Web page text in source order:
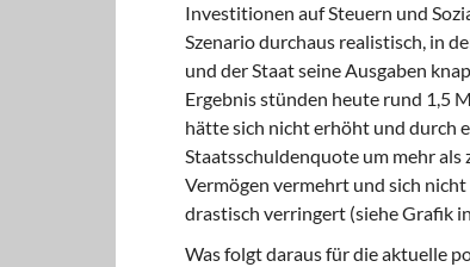
Investitionen auf Steuern und
Szenario durchaus realistisch, in
und der Staat seine Ausgaben
Ergebnis stünden heute rund 1,5
hätte sich nicht erhöht und durch
Staatsschuldenquote um mehr
Vermögen vermehrt und sich
drastisch verringert (siehe Grafik
Was folgt daraus für die aktuelle